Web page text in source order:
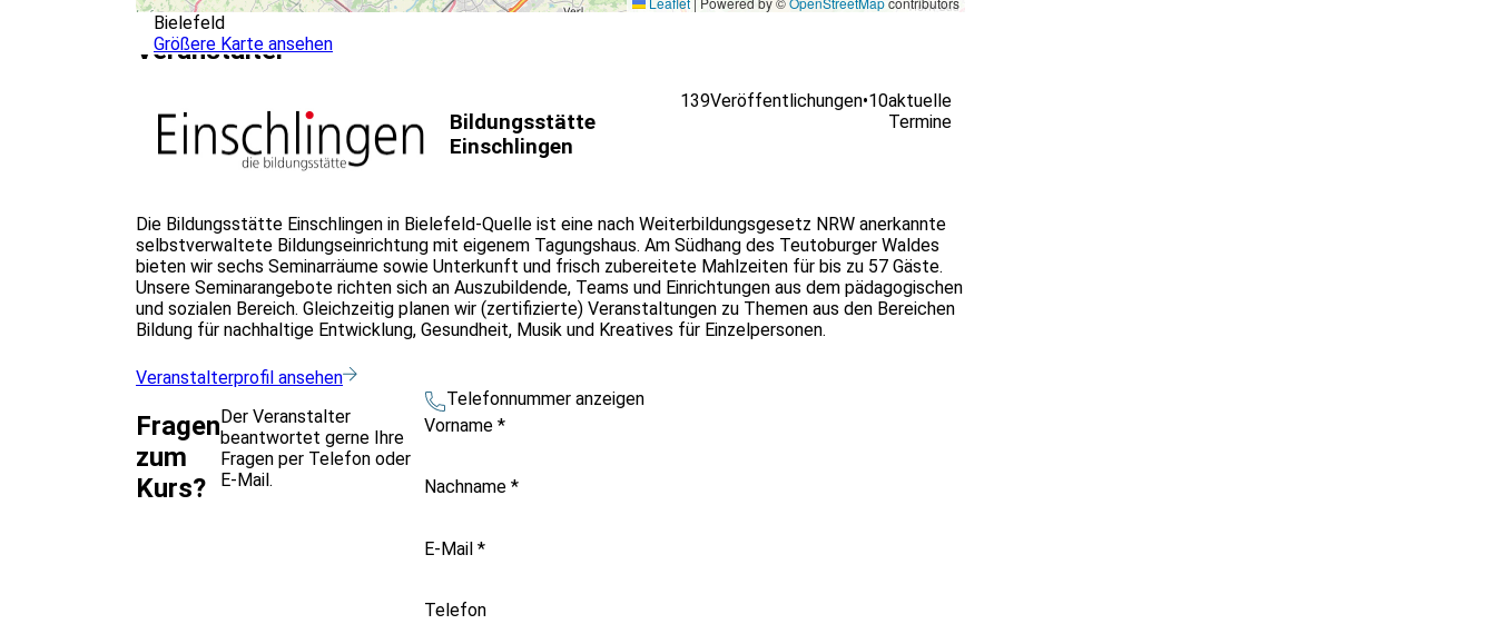
Bielefeld
Größere Karte ansehen
Veranstalter
Bildungsstätte
Einschlingen
139Veröffentlichungen•10aktuelle
Termine
Die Bildungsstätte Einschlingen in Bielefeld-Quelle ist eine nach Weiterbildungsgesetz NRW anerkannte
selbstverwaltete Bildungseinrichtung mit eigenem Tagungshaus. Am Südhang des Teutoburger Waldes
bieten wir sechs Seminarräume sowie Unterkunft und frisch zubereitete Mahlzeiten für bis zu 57 Gäste.
Unsere Seminarangebote richten sich an Auszubildende, Teams und Einrichtungen aus dem pädagogischen
und sozialen Bereich. Gleichzeitig planen wir (zertifizierte) Veranstaltungen zu Themen aus den Bereichen
Bildung für nachhaltige Entwicklung, Gesundheit, Musik und Kreatives für Einzelpersonen.
Veranstalterprofil ansehen
Fragen
zum
Kurs?
Der Veranstalter
beantwortet gerne Ihre
Fragen per Telefon oder
E-Mail.
Telefonnummer anzeigen
Vorname*
Nachname*
E-Mail*
Telefon